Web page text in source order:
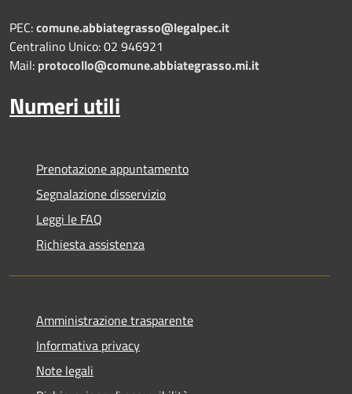
PEC:comune.abbiategrasso@legalpec.it
Centralino Unico: 02 946921
Mail: protocollo@comune.abbiategrasso.mi.it
Numeri utili
Prenotazione appuntamento
Segnalazione disservizio
Leggi le FAQ
Richiesta assistenza
Amministrazione trasparente
Informativa privacy
Note legali